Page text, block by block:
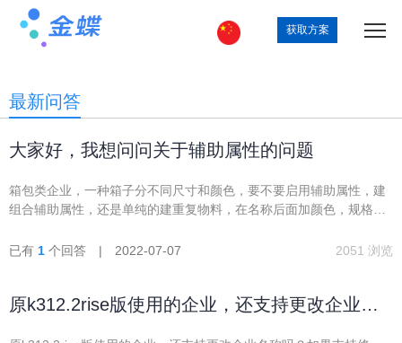
获取方案
最新问答
大家好，我想问问关于辅助属性的问题
箱包类企业，一种箱子分不同尺寸和颜色，要不要启用辅助属性，建
组合辅助属性，还是单纯的建重复物料，在名称后面加颜色，规格里
已有 1 个回答 | 2022-07-07 2051 浏览
原k312.2rise版使用的企业，还支持更改企业名